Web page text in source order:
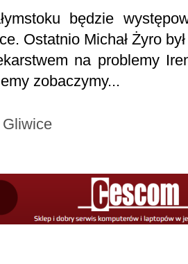
będzie
Ostatnio Michał Żyro
na problemy
zobaczymy...
Gliwice